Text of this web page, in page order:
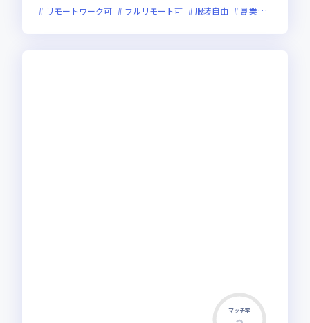
リモートワーク可
フルリモート可 服装自由 副業可
マッチ率